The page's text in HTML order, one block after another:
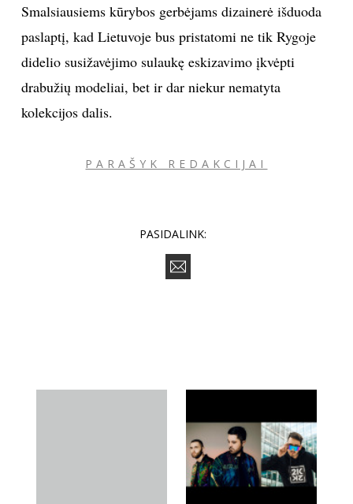
Smalsiausiems kūrybos gerbėjams dizainerė išduoda
paslaptį, kad Lietuvoje bus pristatomi ne tik Rygoje
didelio susižavėjimo sulaukę eskizavimo įkvėpti
drabužių modeliai, bet ir dar niekur nematyta
kolekcijos dalis.
PARAŠYK REDAKCIJAI
PASIDALINK: